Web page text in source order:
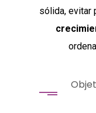
sólida, evitar